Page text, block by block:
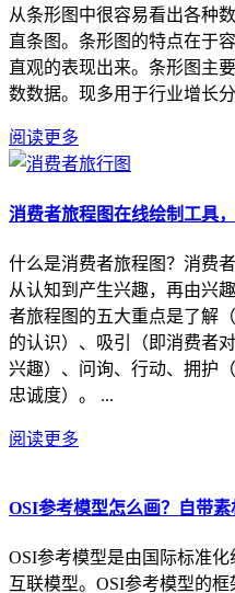
从条形图中很容易看出各种
直条图。条形图的特点在于
直观的表现出来。条形图主
数数据。现多用于行业增长
阅读更多
消费者旅程图在线绘制工具
什么是消费者旅程图？消费
从认知到产生兴趣，再由兴
者旅程图的五大重点是了解
的认识）、吸引（即消费者
兴趣）、问询、行动、拥护
忠诚度）。 ...
阅读更多
OSI参考模型怎么画？自带
OSI参考模型是由国际标准
互联模型。OSI参考模型的